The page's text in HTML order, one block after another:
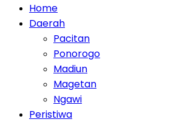
Home
Daerah
Pacitan
Ponorogo
Madiun
Magetan
Ngawi
Peristiwa